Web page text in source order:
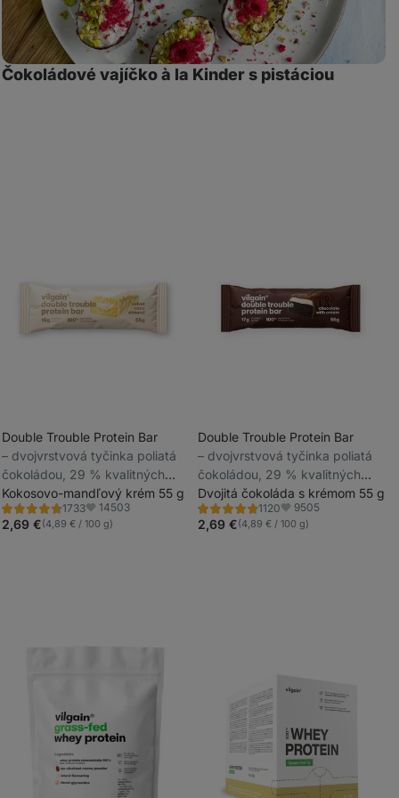
Čokoládové vajíčko à la Kinder s pistáciou
Double Trouble Protein Bar
⁠–⁠ dvojvrstvová tyčinka poliatá
čokoládou, 29 % kvalitných
bielkovín, bez konzervantov a
farbív
Kokosovo-mandľový krém 55 g
1733
Hodnotenie
4.7/5,
1733
Obľúbené
14503
2,69 €(4,89 € / 100 g)
Double Trouble Protein Bar
⁠–⁠ dvojvrstvová tyčinka poliatá
čokoládou, 29 % kvalitných
bielkovín, bez konzervantov a
farbív
Dvojitá čokoláda s krémom 55 g
1120
Hodnotenie
4.7/5,
1120
Obľúbené
9505
2,69 €(4,89 € / 100 g)